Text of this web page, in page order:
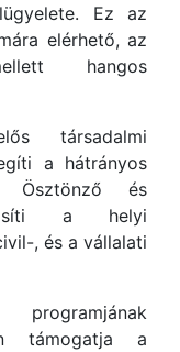
Ez az
elérhető, az
hangos
társadalmi
a hátrányos
Ösztönző és
a helyi
, és a vállalati
támogatja a